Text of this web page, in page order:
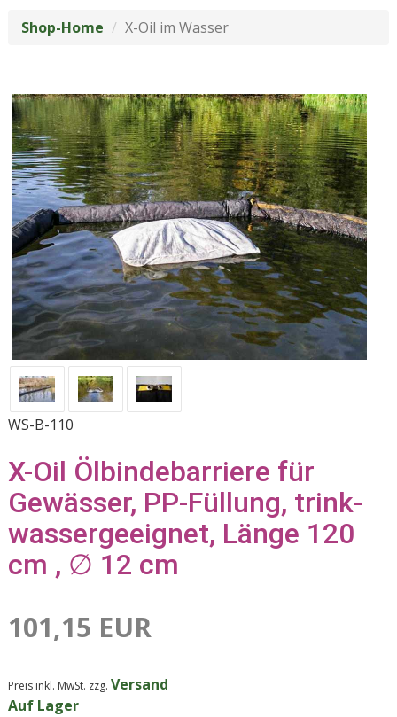
Shop-Home X-Oil im Wasser
WS-B-110
X-Oil Ölbindebarriere für
Gewässer, PP-Füllung, trink­
wassergeeignet, Länge 120
cm , ∅ 12 cm
101,15 EUR
Preis inkl. MwSt. zzg. Versand
Auf Lager